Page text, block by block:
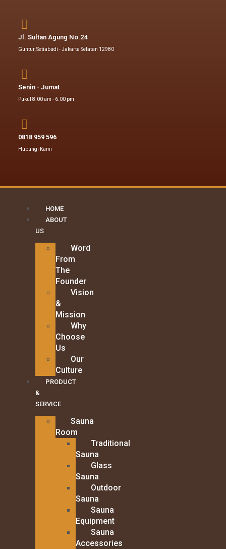
Jl. Sultan Agung No.24
Guntur, Setiabudi - Jakarta Selatan 12980
Senin - Jumat
Pukul 8.00 am - 6.00 pm
0818 959 596
Hubungi Kami
HOME
ABOUT
US
Word
From
The
Founder
Vision
&
Mission
Why
Choose
Us
Our
Culture
PRODUCT
&
SERVICE
Sauna
Room
Traditional
Sauna
Glass
Sauna
Outdoor
Sauna
Sauna
Equipment
Sauna
Accessories